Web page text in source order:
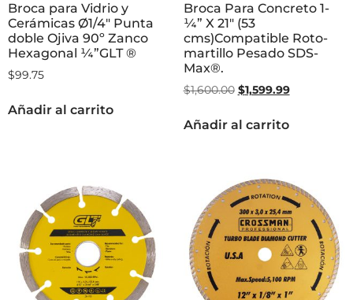
Broca para Vidrio y
Cerámicas Ø1/4″ Punta
doble Ojiva 90º Zanco
Hexagonal ¼”GLT ®
$99.75
Añadir al carrito
Broca Para Concreto 1-
¼” X 21″ (53
cms)Compatible Roto-
martillo Pesado SDS-
Max®.
$1,600.00 $1,599.99
Añadir al carrito